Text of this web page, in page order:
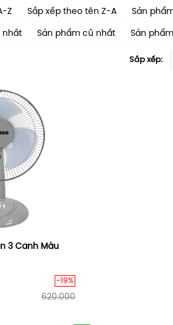
Z Sắp xếp theo tên Z-A Sản
nhất Sản phẩm cũ nhất Sản
Sắp xếp:
3 Cánh Màu
-19%
620.000